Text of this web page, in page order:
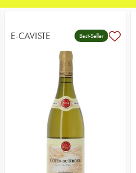
E-CAVISTE Best-Seller